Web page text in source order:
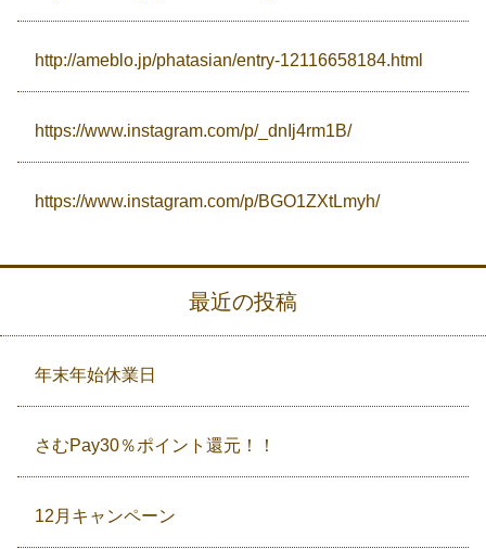
http://ameblo.jp/phatasian/entry-12116658184.html
https://www.instagram.com/p/_dnIj4rm1B/
https://www.instagram.com/p/BGO1ZXtLmyh/
最近の投稿
年末年始休業日
さむPay30％ポイント還元！！
12月キャンペーン